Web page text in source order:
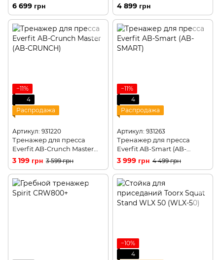
6 699 грн 4 899 грн
−11%
4
Распродажа
Артикул: 931220
Тренажер для пресса
Everfit AB-Crunch Master
(AB-CRUNCH)
3 199 грн 3 599 грн
−11%
4
Распродажа
Артикул: 931263
Тренажер для пресса
Everfit AB-Smart (AB-
SMART)
3 999 грн 4 499 грн
−10%
4